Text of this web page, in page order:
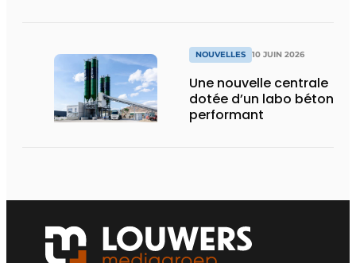
NOUVELLES 10 JUIN 2026
Une nouvelle centrale
dotée d’un labo béton
performant